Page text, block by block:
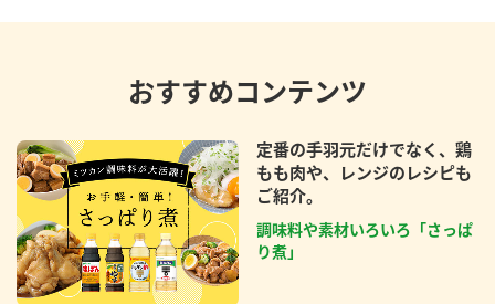
おすすめコンテンツ
定番の手羽元だけでなく、鶏
もも肉や、レンジのレシピも
ご紹介。
調味料や素材いろいろ「さっぱ
り煮」